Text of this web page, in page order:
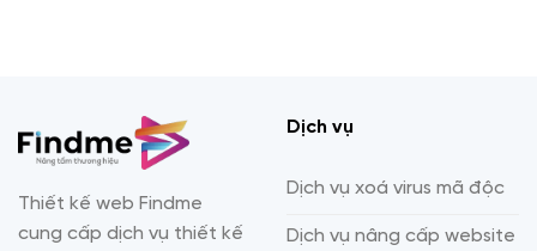
Thiết kế web Findme
cung cấp dịch vụ thiết kế
Dịch vụ
Dịch vụ xoá virus mã độc
Dịch vụ nâng cấp website